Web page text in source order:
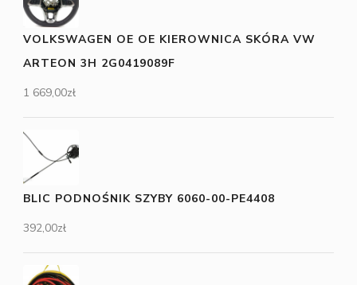
VOLKSWAGEN OE OE KIEROWNICA SKÓRA VW
ARTEON 3H 2G0419089F
1 669,00zł
BLIC PODNOŚNIK SZYBY 6060-00-PE4408
392,00zł